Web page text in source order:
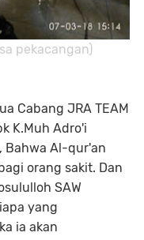
pekacangan)
Cabang JRA TEAM
K.Muh Adro'i
Bahwa Al-qur'an
orang sakit. Dan
SAW
yang
ia akan